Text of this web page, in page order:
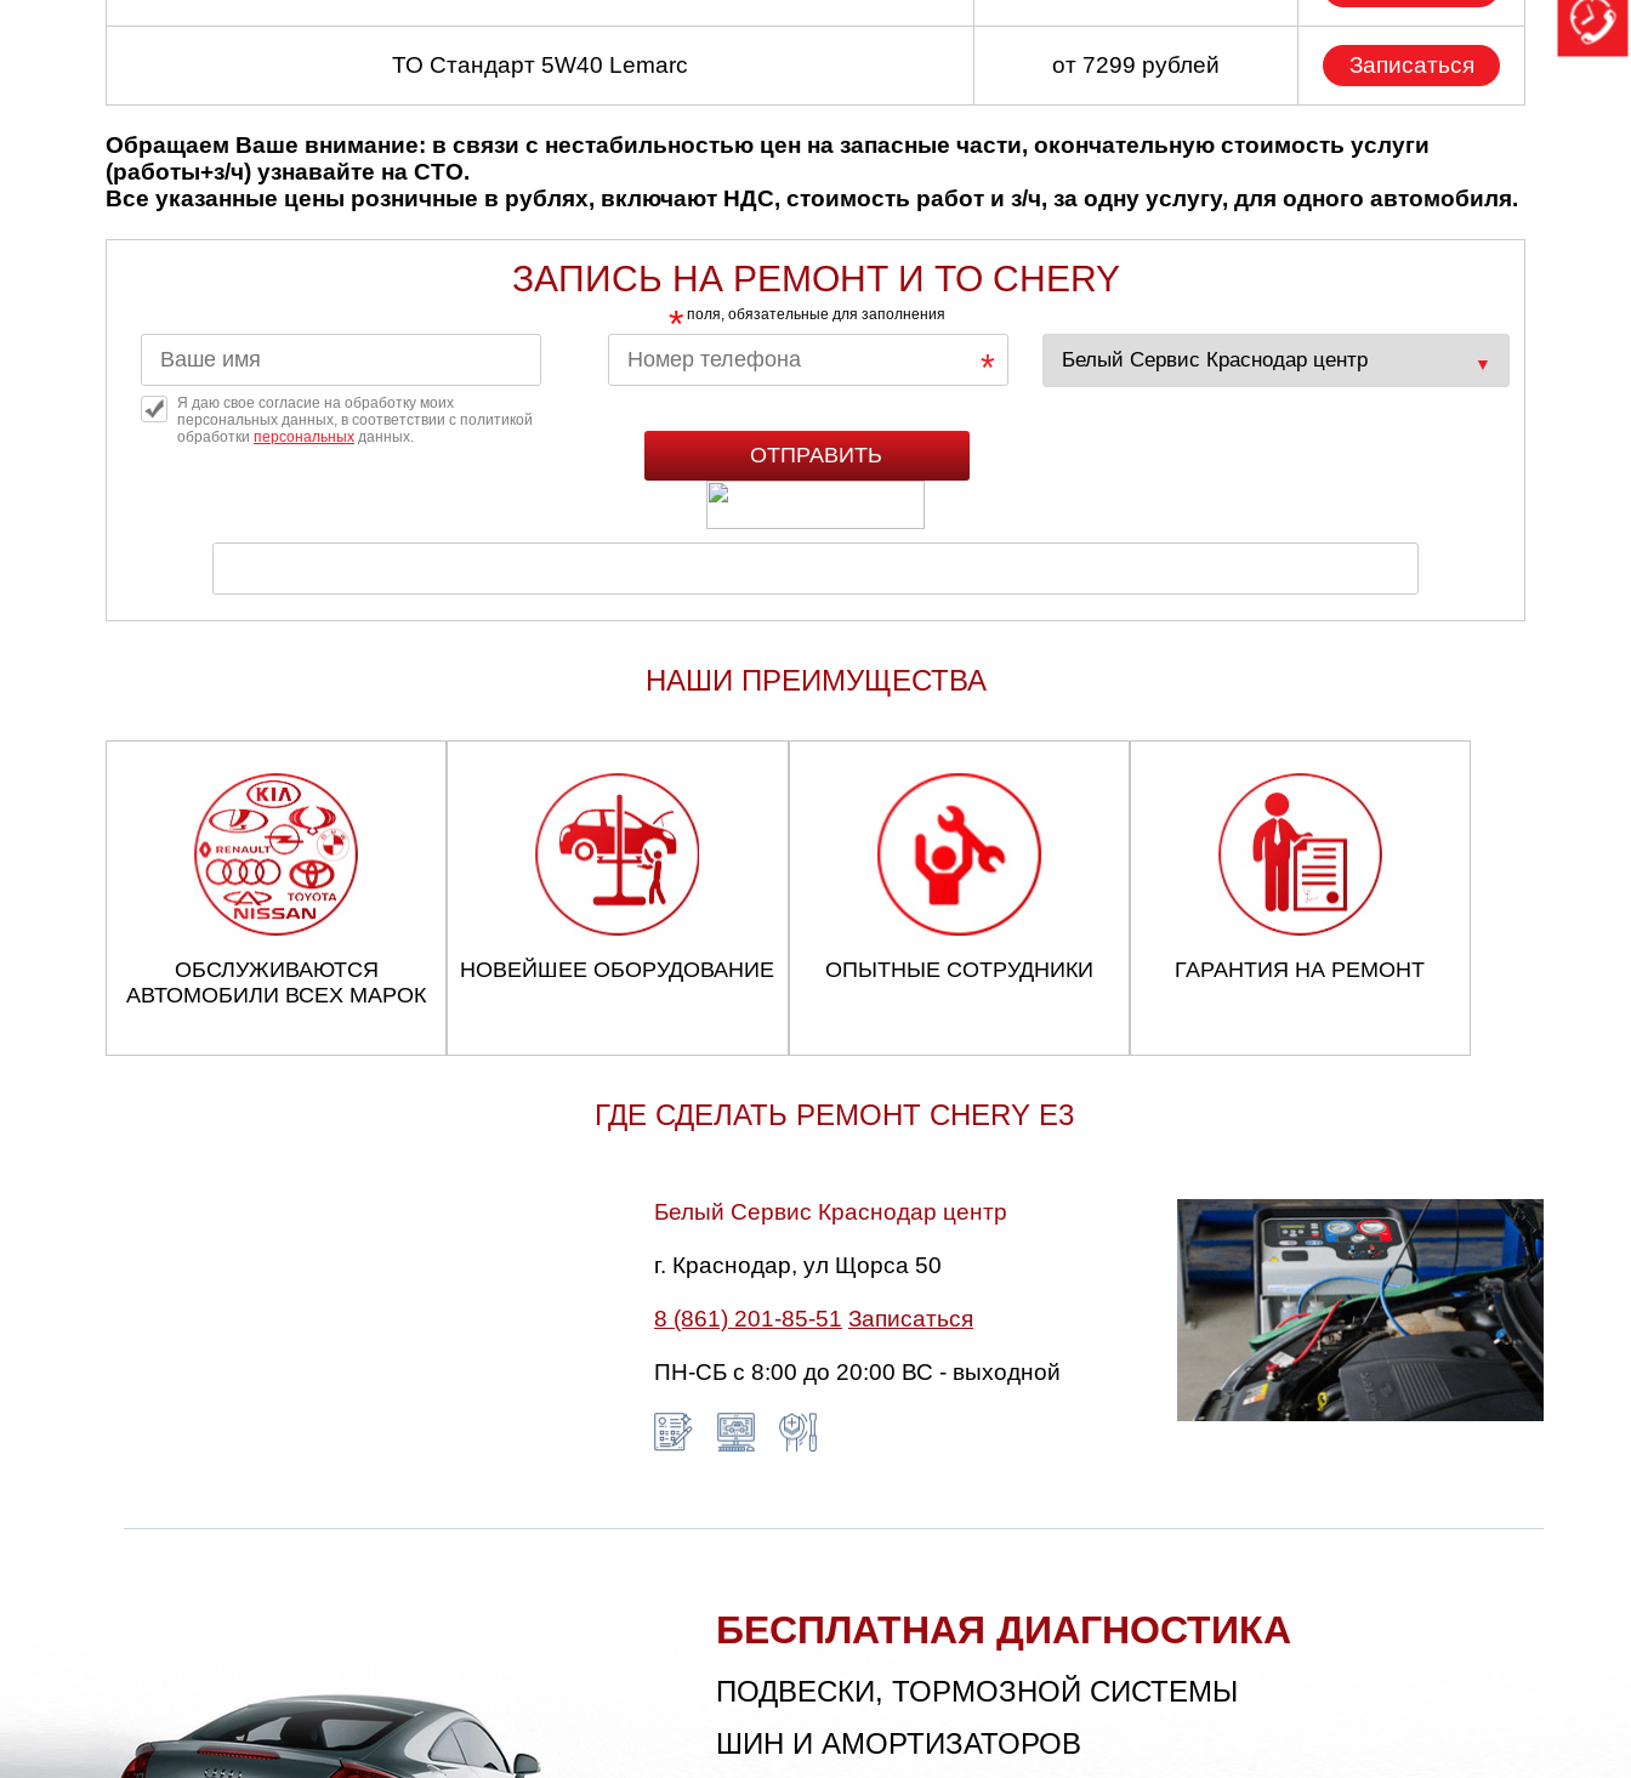
ТО Стандарт 5W40 Lemarc от 7299 рублей Записаться
Обращаем Ваше внимание: в связи с нестабильностью цен на запасные части, окончательную стоимость услуги
(работы+з/ч) узнавайте на СТО.
Все указанные цены розничные в рублях, включают НДС, стоимость работ и з/ч, за одну услугу, для одного автомобиля.
ЗАПИСЬ НА РЕМОНТ И ТО CHERY
* поля, обязательные для заполнения
Я даю свое согласие на обработку моих
персональных данных, в соответствии с политикой
обработки персональных данных.
НАШИ ПРЕИМУЩЕСТВА
ОБСЛУЖИВАЮТСЯ
АВТОМОБИЛИ ВСЕХ МАРОК
НОВЕЙШЕЕ ОБОРУДОВАНИЕ ОПЫТНЫЕ СОТРУДНИКИ ГАРАНТИЯ НА РЕМОНТ
ГДЕ СДЕЛАТЬ РЕМОНТ CHERY E3
Белый Сервис Краснодар центр
г. Краснодар, ул Щорса 50
8 (861) 201-85-51 Записаться
ПН-СБ с 8:00 до 20:00 ВС - выходной
БЕСПЛАТНАЯ ДИАГНОСТИКА
ПОДВЕСКИ, ТОРМОЗНОЙ СИСТЕМЫ
ШИН И АМОРТИЗАТОРОВ